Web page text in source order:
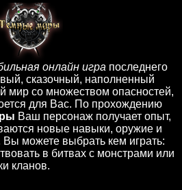
онлайн игра последнего
сказочный, наполненный
мир со множеством опасностей,
для Вас. По прохождению
Ваш персонаж получает опыт,
новые навыки, оружие и
Вы можете выбрать кем играть:
в битвах с монстрами или
кланов.